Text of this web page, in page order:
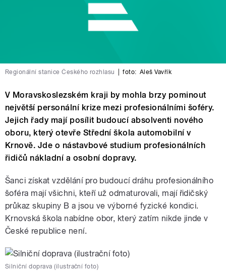
Regionální stanice Českého rozhlasu foto: Aleš Vavřík
V Moravskoslezském kraji by mohla brzy pominout
největší personální krize mezi profesionálními šoféry.
Jejich řady mají posílit budoucí absolventi nového
oboru, který otevře Střední škola automobilní v
Krnově. Jde o nástavbové studium profesionálních
řidičů nákladní a osobní dopravy.
Šanci získat vzdělání pro budoucí dráhu profesionálního
šoféra mají všichni, kteří už odmaturovali, mají řidičský
průkaz skupiny B a jsou ve výborné fyzické kondici.
Krnovská škola nabídne obor, který zatím nikde jinde v
České republice není.
Silniční doprava (ilustrační foto)